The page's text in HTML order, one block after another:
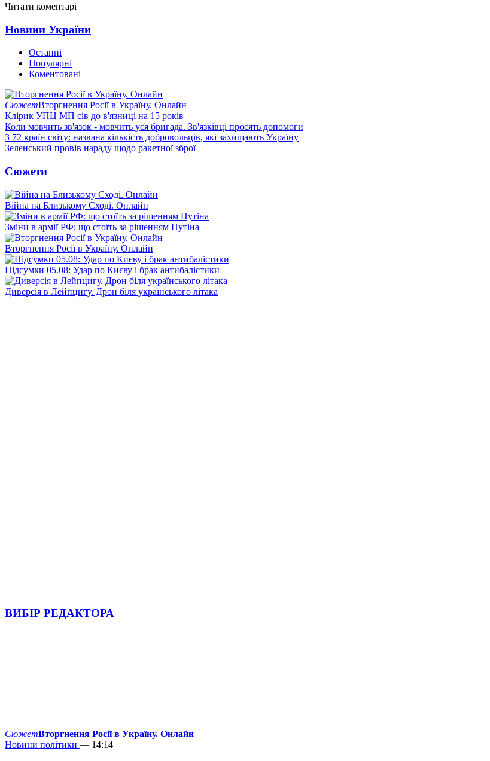
Читати коментарі
Новини України
Останні
Популярні
Коментовані
СюжетВторгнення Росії в Україну. Онлайн
Клірик УПЦ МП сів до в'язниці на 15 років
Коли мовчить зв'язок - мовчить уся бригада. Зв'язківці просять допомоги
З 72 країн світу: названа кількість добровольців, які захищають Україну
Зеленський провів нараду щодо ракетної зброї
Сюжети
Війна на Близькому Сході. Онлайн
Зміни в армії РФ: що стоїть за рішенням Путіна
Вторгнення Росії в Україну. Онлайн
Підсумки 05.08: Удар по Києву і брак антибалістики
Диверсія в Лейпцигу. Дрон біля українського літака
ВИБІР РЕДАКТОРА
СюжетВторгнення Росії в Україну. Онлайн
Новини політики — 14:14